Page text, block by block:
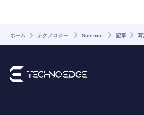
ホーム テクノロジー Science 記事 写